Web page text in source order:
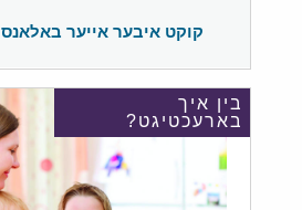
קוקט איבער אייער באלאנס
בין איך
בארעכטיגט?